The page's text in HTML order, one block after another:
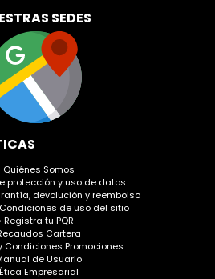
SEDES
Quiénes Somos
protección y uso de datos
devolución y reembolso
Condiciones de uso del sitio
Registra tu PQR
Cartera
Condiciones Promociones
de Usuario
Empresarial